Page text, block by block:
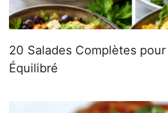
20 Salades Complètes
Équilibré